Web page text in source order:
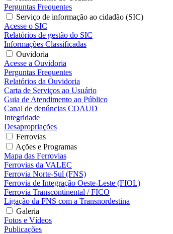
Perguntas Frequentes
Serviço de informação ao cidadão (SIC)
Acesse o SIC
Relatórios de gestão do SIC
Informações Classificadas
Ouvidoria
Acesse a Ouvidoria
Perguntas Frequentes
Relatórios da Ouvidoria
Carta de Serviços ao Usuário
Guia de Atendimento ao Público
Canal de denúncias COAUD
Integridade
Desapropriações
Ferrovias
Ações e Programas
Mapa das Ferrovias
Ferrovias da VALEC
Ferrovia Norte-Sul (FNS)
Ferrovia de Integração Oeste-Leste (FIOL)
Ferrovia Transcontinental / FICO
Ligação da FNS com a Transnordestina
Galeria
Fotos e Vídeos
Publicações